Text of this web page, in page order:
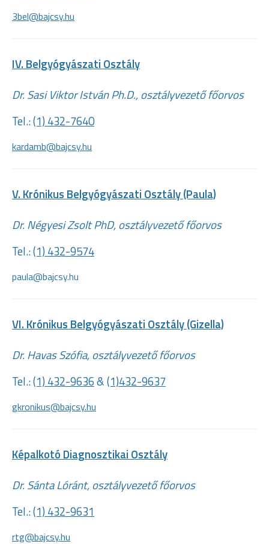
3bel@bajcsy.hu
IV. Belgyógyászati Osztály
Dr. Sasi Viktor István Ph.D., osztályvezető főorvos
Tel.:(1) 432-7640
kardamb@bajcsy.hu
V. Krónikus Belgyógyászati Osztály (Paula)
Dr. Négyesi Zsolt PhD, osztályvezető főorvos
Tel.:(1) 432-9574
paula@bajcsy.hu
VI. Krónikus Belgyógyászati Osztály (Gizella)
Dr. Havas Szófia, osztályvezető főorvos
Tel.:(1) 432-9636&(1)432-9637
gkronikus@bajcsy.hu
Képalkotó Diagnosztikai Osztály
Dr. Sánta Lóránt, osztályvezető főorvos
Tel.:(1) 432-9631
rtg@bajcsy.hu